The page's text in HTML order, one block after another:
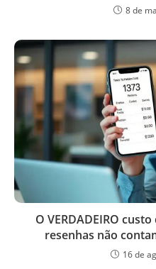
8 de
O VERDADEIRO
resenhas não
16 de